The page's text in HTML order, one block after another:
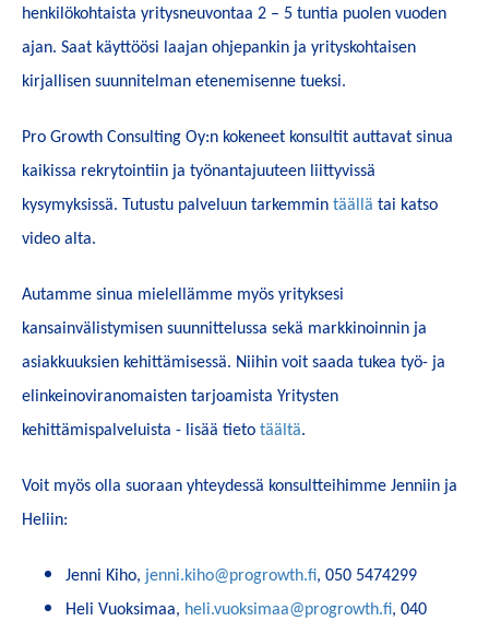
henkilökohtaista yritysneuvontaa 2 – 5 tuntia puolen vuoden
ajan. Saat käyttöösi laajan ohjepankin ja yrityskohtaisen
kirjallisen suunnitelman etenemisenne tueksi.
Pro Growth Consulting Oy:n kokeneet konsultit auttavat sinua
kaikissa rekrytointiin ja työnantajuuteen liittyvissä
kysymyksissä. Tutustu palveluun tarkemmin täällä tai katso
video alta.
Autamme sinua mielellämme myös yrityksesi
kansainvälistymisen suunnittelussa sekä markkinoinnin ja
asiakkuuksien kehittämisessä. Niihin voit saada tukea työ- ja
elinkeinoviranomaisten tarjoamista Yritysten
kehittämispalveluista - lisää tieto täältä.
Voit myös olla suoraan yhteydessä konsultteihimme Jenniin ja
Heliin:
Jenni Kiho, jenni.kiho@progrowth.fi, 050 5474299
Heli Vuoksimaa, heli.vuoksimaa@progrowth.fi, 040